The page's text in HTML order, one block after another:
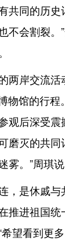
共同的历
不会割裂。
岸交流活
物馆的行
观后深受
磨灭的共同
雾。”周琪说
是休戚与
推进祖国统
望看到更